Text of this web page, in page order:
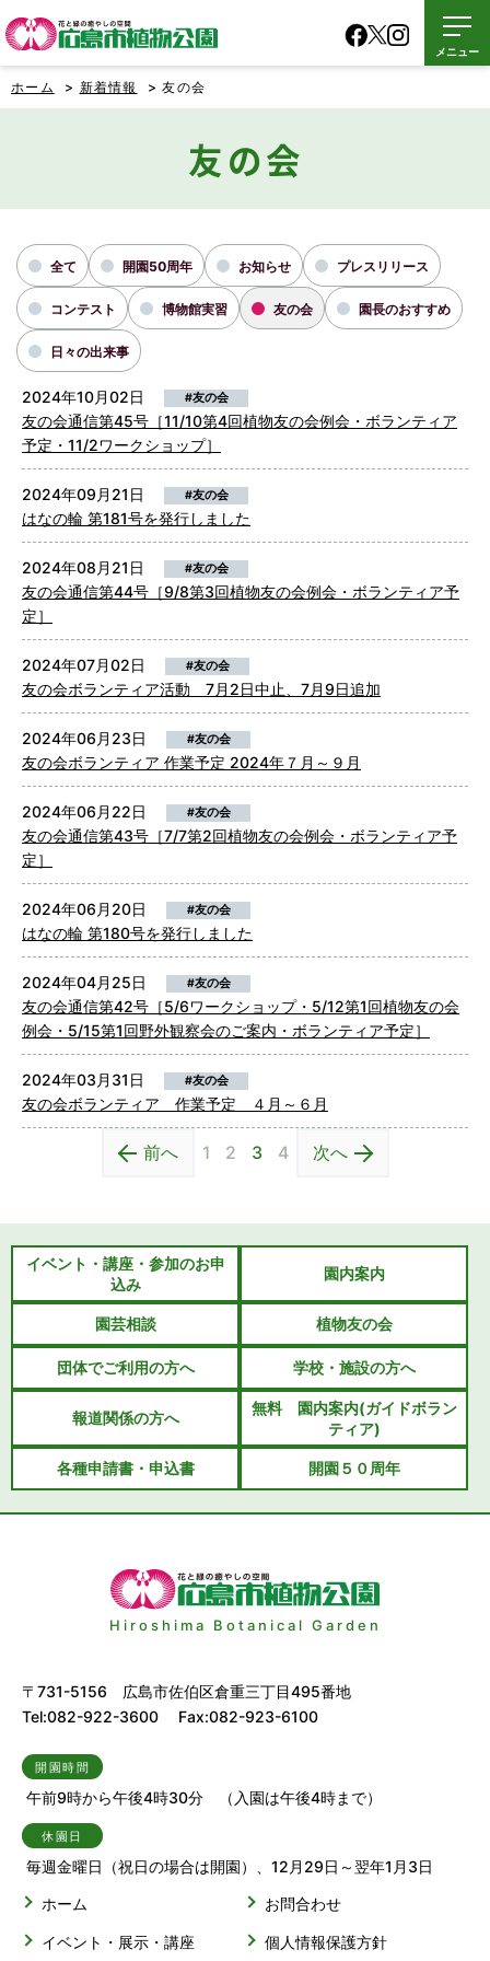
メニュー
ホーム > 新着情報 > 友の会
友の会
全て 開園50周年 お知らせ プレスリリース
コンテスト 博物館実習 友の会 園長のおすすめ
日々の出来事
2024年10月02日 #友の会
友の会通信第45号［11/10第4回植物友の会例会・ボランティア
予定・11/2ワークショップ］
2024年09月21日 #友の会
はなの輪 第181号を発行しました
2024年08月21日 #友の会
友の会通信第44号［9/8第3回植物友の会例会・ボランティア予
定］
2024年07月02日 #友の会
友の会ボランティア活動 7月2日中止、7月9日追加
2024年06月23日 #友の会
友の会ボランティア 作業予定 2024年７月～９月
2024年06月22日 #友の会
友の会通信第43号［7/7第2回植物友の会例会・ボランティア予
定］
2024年06月20日 #友の会
はなの輪 第180号を発行しました
2024年04月25日 #友の会
友の会通信第42号［5/6ワークショップ・5/12第1回植物友の会
例会・5/15第1回野外観察会のご案内・ボランティア予定］
2024年03月31日 #友の会
友の会ボランティア 作業予定 ４月～６月
前へ 1 2 3 4 次へ
イベント・講座・参加のお申
込み
園内案内
園芸相談 植物友の会
団体でご利用の方へ 学校・施設の方へ
報道関係の方へ
無料 園内案内(ガイドボラン
ティア)
各種申請書・申込書 開園５０周年
Hiroshima Botanical Garden
〒731-5156 広島市佐伯区倉重三丁目495番地
Tel:082-922-3600 Fax:082-923-6100
開園時間
午前9時から午後4時30分 （入園は午後4時まで）
休園日
毎週金曜日（祝日の場合は開園）、12月29日～翌年1月3日
ホーム
イベント・展示・講座
お問合わせ
個人情報保護方針